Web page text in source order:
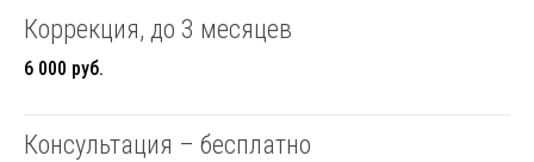
Коррекция, до 3 месяцев
6 000 руб.
Консультация – бесплатно